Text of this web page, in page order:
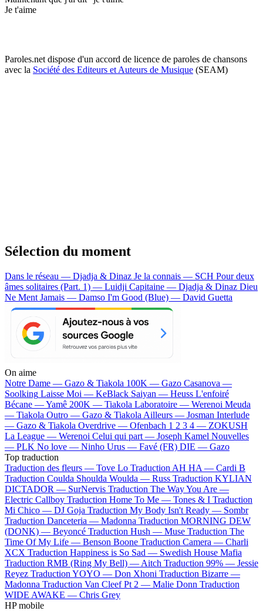
Je t'aime
Paroles.net dispose d'un accord de licence de paroles de chansons
avec la Société des Editeurs et Auteurs de Musique (SEAM)
Sélection du moment
Dans le réseau — Djadja & Dinaz Je la connais — SCH Pour deux
âmes solitaires (Part. 1) — Luidji Capitaine — Djadja & Dinaz Dieu
Ne Ment Jamais — Damso I'm Good (Blue) — David Guetta
On aime
Notre Dame — Gazo & Tiakola 100K — Gazo Casanova —
Soolking Laisse Moi — KeBlack Saiyan — Heuss L'enfoiré
Bécane —Yamê 200K — Tiakola Laboratoire — Werenoi Meuda
— Tiakola Outro — Gazo & Tiakola Ailleurs — Josman Interlude
— Gazo & Tiakola Overdrive — Ofenbach 1 2 3 4 — ZOKUSH
La League — Werenoi Celui qui part — Joseph Kamel Nouvelles
— PLK No love — Ninho Urus — Favé (FR) DIE — Gazo
Top traduction
Traduction des fleurs — Tove Lo Traduction AH HA — Cardi B
Traduction Coulda Shoulda Woulda — Russ Traduction KYLIAN
DICTADOR — SurNervis Traduction The Way You Are —
Electric Callboy Traduction Home To Me — Tones & I Traduction
Mi Chico — DJ Goja Traduction My Body Isn't Ready — Sombr
Traduction Danceteria — Madonna Traduction MORNING DEW
(DONK) — Beyoncé Traduction Hush — Muse Traduction The
Time Of My Life — Benson Boone Traduction Camera — Charli
XCX Traduction Happiness is So Sad — Swedish House Mafia
Traduction RMB (Ring My Bell) — Aitch Traduction 99% — Jessie
Reyez Traduction YOYO — Don Xhoni Traduction Bizarre —
Madonna Traduction Van Cleef Pt 2 — Malie Donn Traduction
WIDE AWAKE — Chris Grey
HP mobile